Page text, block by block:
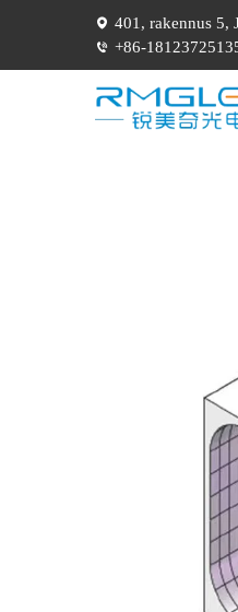
401, rakennus 5,
+86-